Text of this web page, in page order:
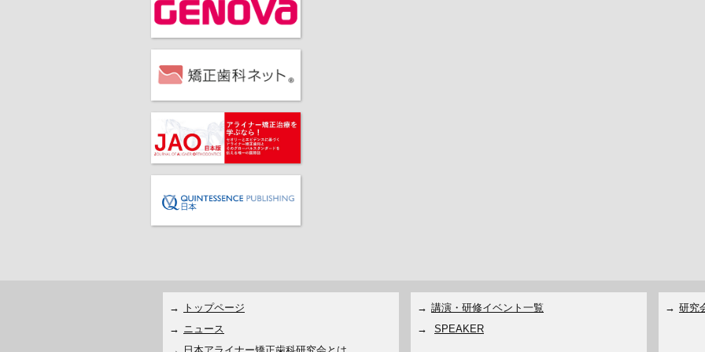
トップページ
ニュース
講演・研修イベント一覧
SPEAKER
研究